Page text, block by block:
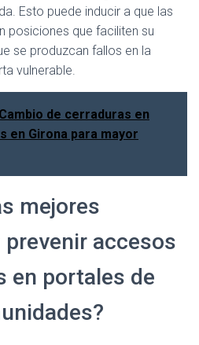
Esto puede inducir a que las
posiciones que faciliten su
se produzcan fallos en la
vulnerable.
Cambio de cerraduras en
en Girona para mayor
mejores
accesos
en portales de